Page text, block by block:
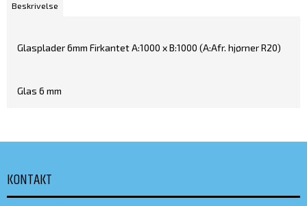
Beskrivelse
Glasplader 6mm Firkantet A:1000 x B:1000 (A:Afr. hjørner R20)
Glas 6 mm
KONTAKT